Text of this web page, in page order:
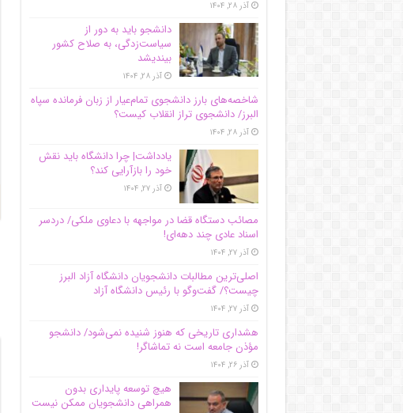
آذر ۲۸, ۱۴۰۴
دانشجو باید به دور از
سیاست‌زدگی، به صلاح کشور
بیندیشد
آذر ۲۸, ۱۴۰۴
شاخصه‌های بارز دانشجوی تمام‌عیار از زبان فرمانده سپاه
البرز/ دانشجوی تراز انقلاب کیست؟
آذر ۲۸, ۱۴۰۴
یادداشت| چرا دانشگاه باید نقش
خود را بازآرایی کند؟
آذر ۲۷, ۱۴۰۴
مصائب دستگاه قضا در مواجهه با دعاوی ملکی/ دردسر
اسناد عادی چند‌ دهه‌ای!
آذر ۲۷, ۱۴۰۴
اصلی‌ترین مطالبات دانشجویان دانشگاه آزاد البرز
چیست؟/ گفت‌وگو با رئیس دانشگاه آز‌اد
آذر ۲۷, ۱۴۰۴
هشداری تاریخی که هنوز شنیده نمی‌شود/ دانشجو
مؤذن جامعه است نه تماشاگر!
آذر ۲۶, ۱۴۰۴
هیچ توسعه پایداری بدون
همراهی دانشجویان ممکن نیست